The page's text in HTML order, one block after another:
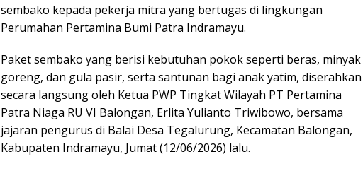
sembako kepada pekerja mitra yang bertugas di lingkungan
Perumahan Pertamina Bumi Patra Indramayu.
Paket sembako yang berisi kebutuhan pokok seperti beras, minyak
goreng, dan gula pasir, serta santunan bagi anak yatim, diserahkan
secara langsung oleh Ketua PWP Tingkat Wilayah PT Pertamina
Patra Niaga RU VI Balongan, Erlita Yulianto Triwibowo, bersama
jajaran pengurus di Balai Desa Tegalurung, Kecamatan Balongan,
Kabupaten Indramayu, Jumat (12/06/2026) lalu.